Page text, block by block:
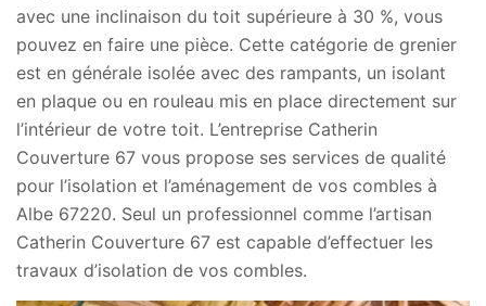
avec une inclinaison du toit supérieure à 30 %, vous
pouvez en faire une pièce. Cette catégorie de grenier
est en générale isolée avec des rampants, un isolant
en plaque ou en rouleau mis en place directement sur
l’intérieur de votre toit. L’entreprise Catherin
Couverture 67 vous propose ses services de qualité
pour l’isolation et l’aménagement de vos combles à
Albe 67220. Seul un professionnel comme l’artisan
Catherin Couverture 67 est capable d’effectuer les
travaux d’isolation de vos combles.